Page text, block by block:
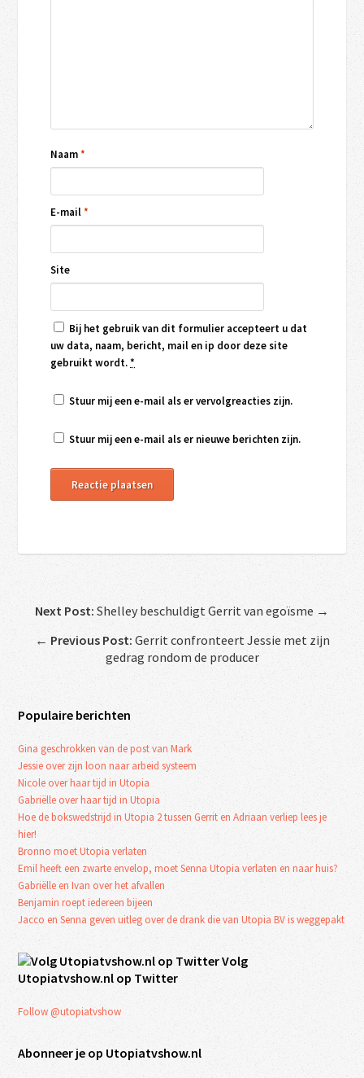
Naam*
E-mail*
Site
Bij het gebruik van dit formulier accepteert u dat
uw data, naam, bericht, mail en ip door deze site
gebruikt wordt.*
Stuur mij een e-mail als er vervolgreacties zijn.
Stuur mij een e-mail als er nieuwe berichten zijn.
Next Post: Shelley beschuldigt Gerrit van egoïsme →
← Previous Post: Gerrit confronteert Jessie met zijn
gedrag rondom de producer
Populaire berichten
Gina geschrokken van de post van Mark
Jessie over zijn loon naar arbeid systeem
Nicole over haar tijd in Utopia
Gabriëlle over haar tijd in Utopia
Hoe de bokswedstrijd in Utopia 2 tussen Gerrit en Adriaan verliep lees je
hier!
Bronno moet Utopia verlaten
Emil heeft een zwarte envelop, moet Senna Utopia verlaten en naar huis?
Gabriëlle en Ivan over het afvallen
Benjamin roept iedereen bijeen
Jacco en Senna geven uitleg over de drank die van Utopia BV is weggepakt
Volg
Utopiatvshow.nl op Twitter
Follow @utopiatvshow
Abonneer je op Utopiatvshow.nl